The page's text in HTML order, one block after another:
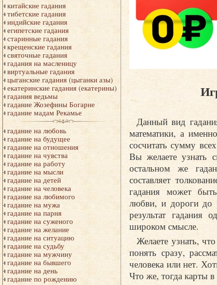
китайские гадания
тибетские гадания
индийские гадания
египетские гадания
старинные гадания
крещенские гадания
святочные гадания
гадания на масленицу
виртуальные гадания
цыганские гадания (цыганки азы)
екатеринские гадания (екатерины)
гадания ведьмы
гадание Жозефины Богарне
гадание мадам Рекамье
гадание на любовь
гадание на будущее
гадание на отношения
гадание на чувства
гадание на работу
гадание на мысли
гадание на детей
гадание на человека
гадание на любимого
гадание на мужа
гадание на парня
гадание на суженого
гадание на желание
гадание на ситуацию
гадание на судьбу
гадание на мужчину
гадание на бывшего
гадание на день
гадание по рождению
Данный вид
математики, а
сосчитать сумму
Вы желаете узнать
остальном же
составляет
гадания может
любви, и дороги до
результат гадания
широком смысле.
Желаете узнать,
понять сразу,
человека или нет.
Что же, тогда карты